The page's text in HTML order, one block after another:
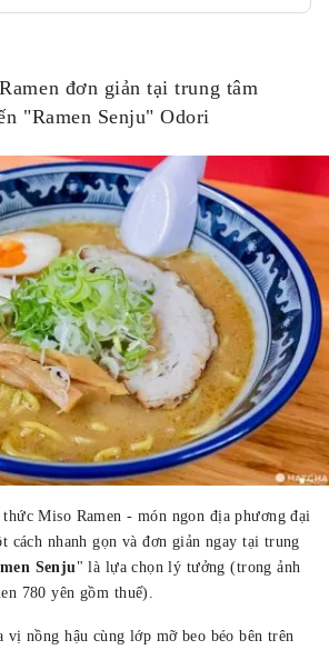
đơn giản tại trung tâm
"Ramen Senju" Odori
Miso Ramen - món ngon địa phương đại
cách nhanh gọn và đơn giản ngay tại trung
Senju" là lựa chọn lý tưởng (trong ảnh
780 yên gồm thuế).
vị nồng hậu cùng lớp mỡ beo béo bên trên